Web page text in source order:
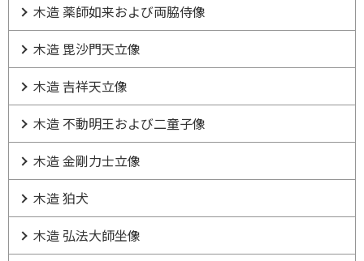
木造 薬師如来および両脇侍像
木造 毘沙門天立像
木造 吉祥天立像
木造 不動明王および二童子像
木造 金剛力士立像
木造 狛犬
木造 弘法大師坐像